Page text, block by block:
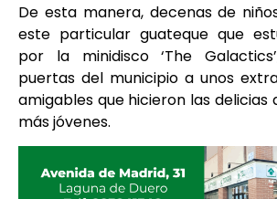
De esta manera, decenas de
este particular guateque que
por la minidisco ‘The
puertas del municipio a unos
amigables que hicieron las delicias
más jóvenes.